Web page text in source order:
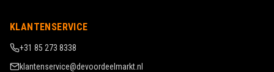
KLANTENSERVICE
+31 85 273 8338
klantenservice@devoordeelmarkt.nl